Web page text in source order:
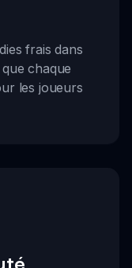
frais dans
chaque
les joueurs